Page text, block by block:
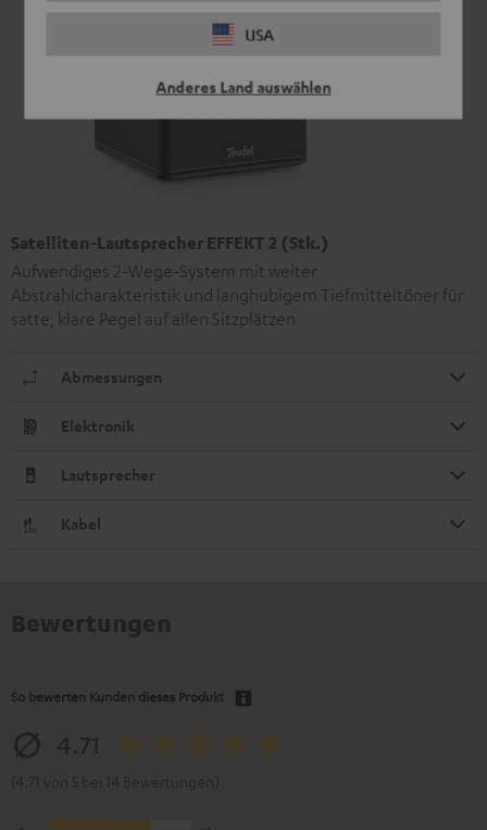
USA
Anderes Land auswählen
Satelliten-Lautsprecher EFFEKT 2 (Stk.)
Aufwendiges 2-Wege-System mit weiter
Abstrahlcharakteristik und langhubigem Tiefmitteltöner für
satte, klare Pegel auf allen Sitzplätzen
Abmessungen
Elektronik
Lautsprecher
Kabel
So bewerten Kunden dieses Produkt